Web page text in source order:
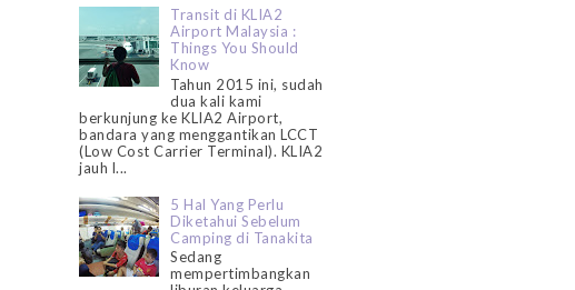
Transit di KLIA2
Airport Malaysia :
Things You Should
Know
Tahun 2015 ini, sudah
dua kali kami
berkunjung ke KLIA2 Airport,
bandara yang menggantikan LCCT
(Low Cost Carrier Terminal). KLIA2
jauh l...
5 Hal Yang Perlu
Diketahui Sebelum
Camping di Tanakita
Sedang
mempertimbangkan